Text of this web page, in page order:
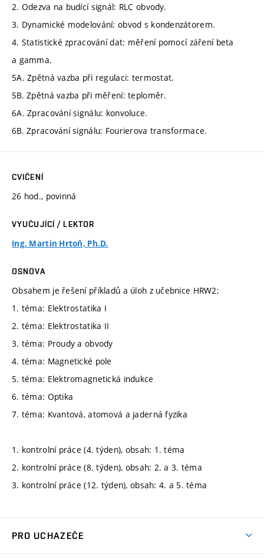
2. Odezva na budící signál: RLC obvody.
3. Dynamické modelování: obvod s kondenzátorem.
4. Statistické zpracování dat: měření pomocí záření beta
a gamma.
5A. Zpětná vazba při regulaci: termostat.
5B. Zpětná vazba při měření: teploměr.
6A. Zpracování signálu: konvoluce.
6B. Zpracování signálu: Fourierova transformace.
CVIČENÍ
26 hod., povinná
VYUČUJÍCÍ / LEKTOR
Ing. Martin Hrtoň, Ph.D.
OSNOVA
Obsahem je řešení příkladů a úloh z učebnice HRW2;
1. téma: Elektrostatika I
2. téma: Elektrostatika II
3. téma: Proudy a obvody
4. téma: Magnetické pole
5. téma: Elektromagnetická indukce
6. téma: Optika
7. téma: Kvantová, atomová a jaderná fyzika
1. kontrolní práce (4. týden), obsah: 1. téma
2. kontrolní práce (8. týden), obsah: 2. a 3. téma
3. kontrolní práce (12. týden), obsah: 4. a 5. téma
PRO UCHAZEČE